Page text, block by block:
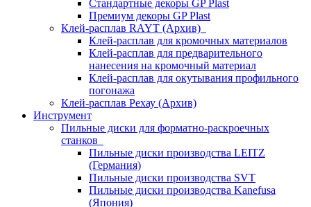
Стандартные декоры GP Plast
Премиум декоры GP Plast
Клей-расплав RAYT (Архив)
Клей-расплав для кромочных материалов
Клей-расплав для предварительного
нанесения на кромочный материал
Клей-расплав для окутывания профильного
погонажа
Клей-расплав Рехау (Архив)
Инструмент
Пильные диски для форматно-раскроечных
станков
Пильные диски производства LEITZ
(Германия)
Пильные диски производства SVT
Пильные диски производства Kanefusa
(Япония)